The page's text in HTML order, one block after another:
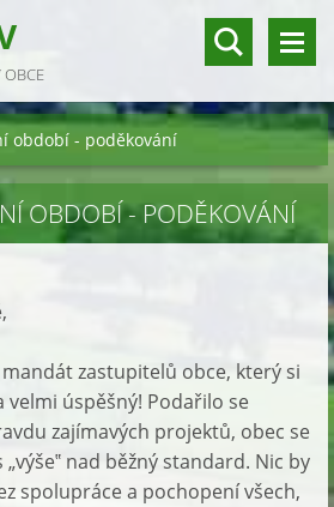
OBCE
období - poděkování
OBDOBÍ - PODĚKOVÁNÍ
zastupitelů obce, který si
úspěšný! Podařilo se
zajímavých projektů, obec se
nad běžný standard. Nic by
spolupráce a pochopení všech,